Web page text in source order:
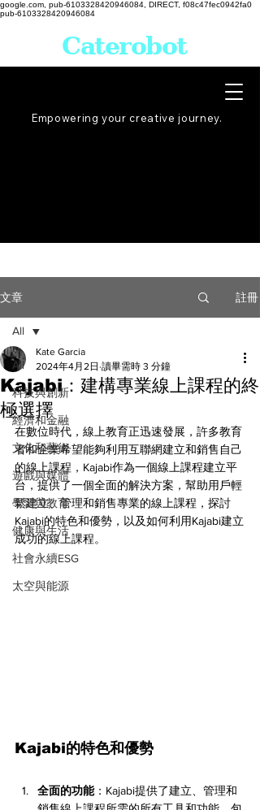
google.com, pub-6103328420946084, DIRECT, f08c47fec0942fa0
pub-6103328420946084
Empowering your creative journey.
Caterobot
文章 註冊
All
科技與創新
經濟和金融
文化和藝術
遊戲與媒體
學習與教育
健康與生活
社會永續ESG
太空與能源
All
Kajabi：建構專業線上課程的終
極選擇
Kate Garcia
2024年4月2日 讀畢需時 3 分鐘
在數位時代，線上教育正迅速發展，許多教育
者和企業希望能夠利用互聯網建立和銷售自己
的線上課程，Kajabi作為一個線上課程建立平
台，提供了一個全面的解決方案，幫助用戶輕
鬆建立、管理和銷售專業的線上課程，探討
Kajabi的特色和優勢，以及如何利用Kajabi建立
成功的線上課程。
Kajabi的特色和優勢
全面的功能：Kajabi提供了建立、管理和